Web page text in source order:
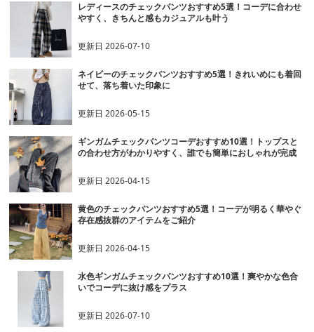
レディースのチェックパンツおすすめ5選！コーデに合わせ
やすく、きちんと感もカジュアルも叶う
更新日2026-07-10
ネイビーのチェックパンツおすすめ5選！きれいめにも着回
せて、落ち着いた印象に
更新日2026-05-15
ギンガムチェックパンツコーデおすすめ10選！トップスと
の合わせ方がわかりやすく、誰でも簡単におしゃれが完成
更新日2026-04-15
黄色のチェックパンツおすすめ5選！コーデが明るく華やぐ
存在感抜群のアイテムをご紹介
更新日2026-04-15
水色ギンガムチェックパンツおすすめ10選！爽やかな色合
いでコーデに抜け感をプラス
更新日2026-07-10